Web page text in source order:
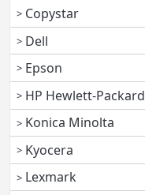
Copystar
Dell
Epson
HP Hewlett-Packard
Konica Minolta
Kyocera
Lexmark